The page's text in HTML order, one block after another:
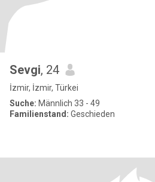
Sevgi, 24
İzmir, İzmir, Türkei
Suche: Männlich 33 - 49
Familienstand: Geschieden